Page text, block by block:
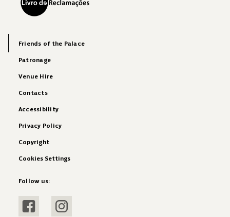
Friends of the Palace
Patronage
Venue Hire
Contacts
Accessibility
Privacy Policy
Copyright
Cookies Settings
Follow us:
Visit FacebookVisit Instagram